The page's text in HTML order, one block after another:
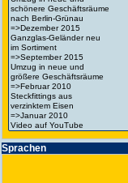
Spra­chen